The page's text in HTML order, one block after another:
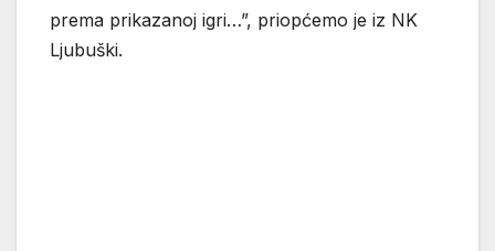
prema prikazanoj igri…”, priopćemo je iz NK
Ljubuški.